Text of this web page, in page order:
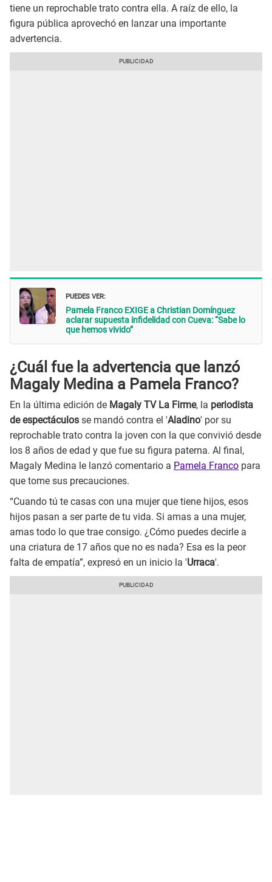
tiene un reprochable trato contra ella. A raíz de ello, la
figura pública aprovechó en lanzar una importante
advertencia.
PUEDES VER:
Pamela Franco EXIGE a Christian Domínguez
aclarar supuesta infidelidad con Cueva: “Sabe lo
que hemos vivido”
¿Cuál fue la advertencia que lanzó
Magaly Medina a Pamela Franco?
En la última edición de Magaly TV La Firme, la periodista
de espectáculos se mandó contra el 'Aladino' por su
reprochable trato contra la joven con la que convivió desde
los 8 años de edad y que fue su figura paterna. Al final,
Magaly Medina le lanzó comentario a Pamela Franco para
que tome sus precauciones.
“Cuando tú te casas con una mujer que tiene hijos, esos
hijos pasan a ser parte de tu vida. Si amas a una mujer,
amas todo lo que trae consigo. ¿Cómo puedes decirle a
una criatura de 17 años que no es nada? Esa es la peor
falta de empatía”, expresó en un inicio la 'Urraca'.